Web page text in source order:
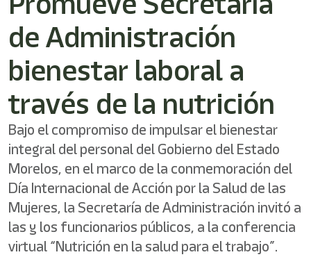
de Administración
bienestar laboral a
través de la nutrición
Bajo el compromiso de impulsar el bienestar
integral del personal del Gobierno del Estado
Morelos, en el marco de la conmemoración del
Día Internacional de Acción por la Salud de las
Mujeres, la Secretaría de Administración invitó a
las y los funcionarios públicos, a la conferencia
virtual “Nutrición en la salud para el trabajo”.